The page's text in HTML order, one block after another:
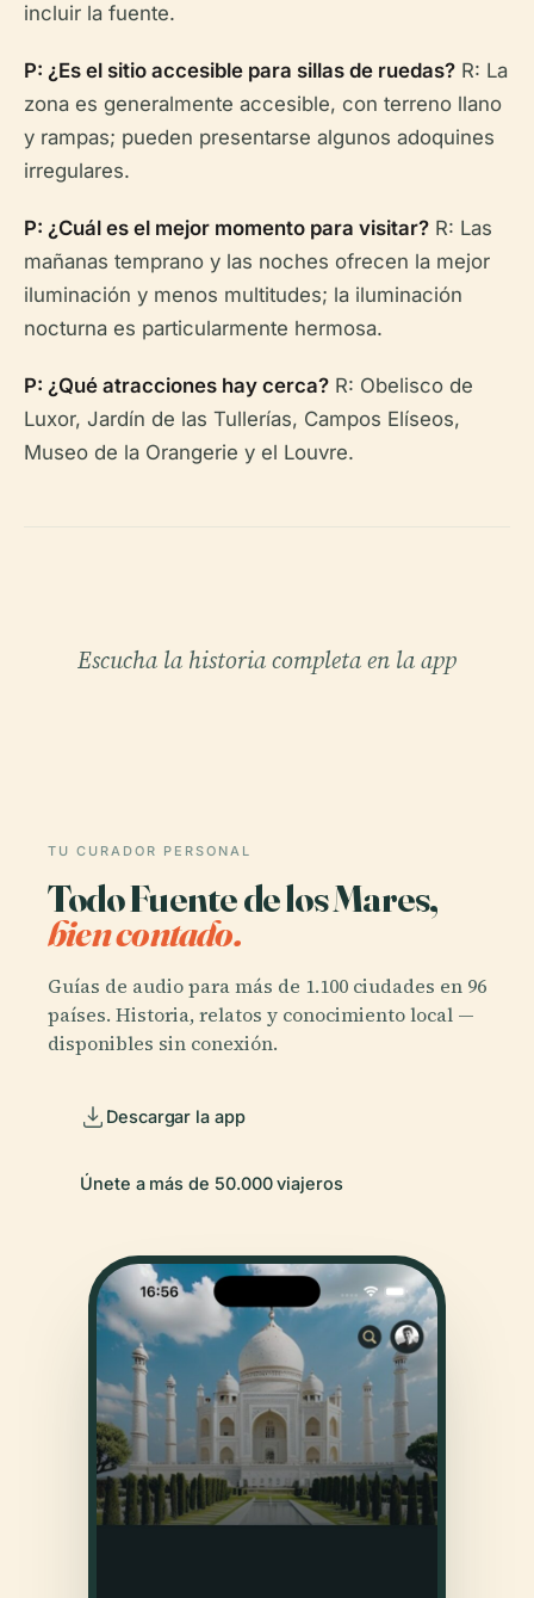
incluir la fuente.
P: ¿Es el sitio accesible para sillas de ruedas? R: La
zona es generalmente accesible, con terreno llano
y rampas; pueden presentarse algunos adoquines
irregulares.
P: ¿Cuál es el mejor momento para visitar? R: Las
mañanas temprano y las noches ofrecen la mejor
iluminación y menos multitudes; la iluminación
nocturna es particularmente hermosa.
P: ¿Qué atracciones hay cerca? R: Obelisco de
Luxor, Jardín de las Tullerías, Campos Elíseos,
Museo de la Orangerie y el Louvre.
Escucha la historia completa en la app
TU CURADOR PERSONAL
Todo Fuente de los Mares,
bien contado.
Guías de audio para más de 1.100 ciudades en 96
países. Historia, relatos y conocimiento local —
disponibles sin conexión.
Descargar la app
Únete a más de 50.000 viajeros